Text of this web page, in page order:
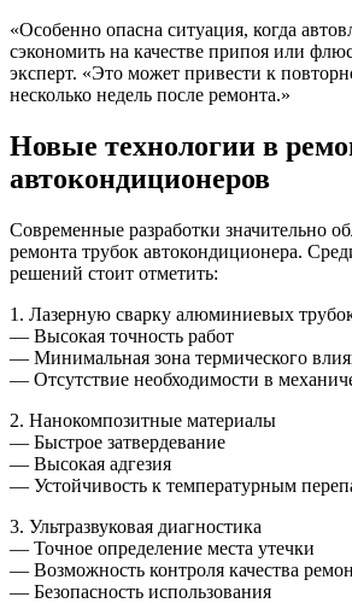
«Особенно опасна ситуация, когда
сэкономить на качестве припоя или
эксперт. «Это может привести к
несколько недель после ремонта.»
Новые технологии в
автокондиционеров
Современные разработки значительно
ремонта трубок автокондиционера.
решений стоит отметить:
1. Лазерную сварку алюминиевых
— Высокая точность работ
— Минимальная зона термического
— Отсутствие необходимости в
2. Нанокомпозитные материалы
— Быстрое затвердевание
— Высокая адгезия
— Устойчивость к температурным
3. Ультразвуковая диагностика
— Точное определение места утечки
— Возможность контроля качества
— Безопасность использования